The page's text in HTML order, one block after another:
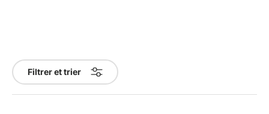
Filtrer et trier